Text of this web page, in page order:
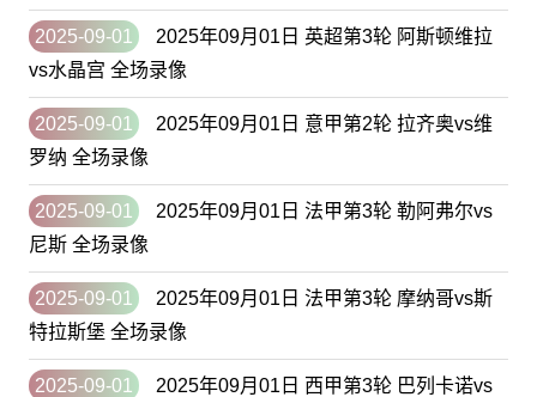
2025-09-01
2025年09月01日 英超第3轮 阿斯顿维拉
vs水晶宫 全场录像
2025-09-01
2025年09月01日 意甲第2轮 拉齐奥vs维
罗纳 全场录像
2025-09-01
2025年09月01日 法甲第3轮 勒阿弗尔vs
尼斯 全场录像
2025-09-01
2025年09月01日 法甲第3轮 摩纳哥vs斯
特拉斯堡 全场录像
2025-09-01
2025年09月01日 西甲第3轮 巴列卡诺vs